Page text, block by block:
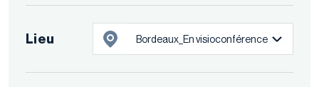
Lieu Bordeaux_En visioconférence